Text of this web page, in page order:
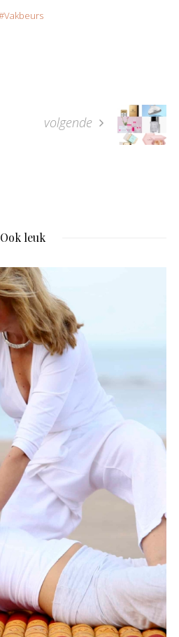
Vakbeurs
volgende
Ook leuk